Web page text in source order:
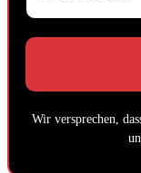
Wir versprechen,